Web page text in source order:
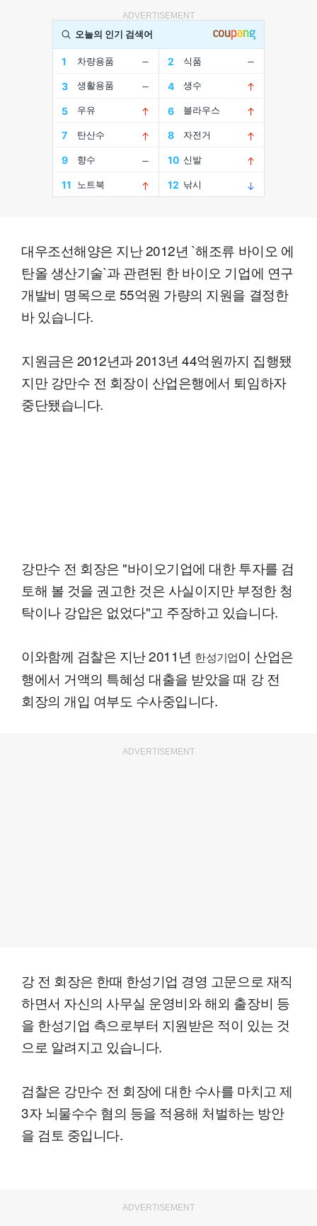
ADVERTISEMENT
대우조선해양은 지난 2012년 `해조류 바이오 에
탄올 생산기술`과 관련된 한 바이오 기업에 연구
개발비 명목으로 55억원 가량의 지원을 결정한
바 있습니다.
지원금은 2012년과 2013년 44억원까지 집행됐
지만 강만수 전 회장이 산업은행에서 퇴임하자
중단됐습니다.
강만수 전 회장은 "바이오기업에 대한 투자를 검
토해 볼 것을 권고한 것은 사실이지만 부정한 청
탁이나 강압은 없었다"고 주장하고 있습니다.
이와함께 검찰은 지난 2011년 한성기업이 산업은
행에서 거액의 특혜성 대출을 받았을 때 강 전
회장의 개입 여부도 수사중입니다.
ADVERTISEMENT
강 전 회장은 한때 한성기업 경영 고문으로 재직
하면서 자신의 사무실 운영비와 해외 출장비 등
을 한성기업 측으로부터 지원받은 적이 있는 것
으로 알려지고 있습니다.
검찰은 강만수 전 회장에 대한 수사를 마치고 제
3자 뇌물수수 혐의 등을 적용해 처벌하는 방안
을 검토 중입니다.
ADVERTISEMENT